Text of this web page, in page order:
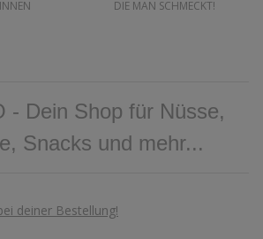
DIE MAN SCHMECKT!
- Dein Shop für Nüsse,
Snacks und mehr...